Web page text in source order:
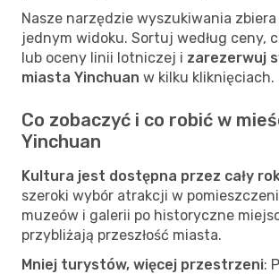
Nasze narzędzie wyszukiwania
jednym widoku. Sortuj według ceny,
lub oceny linii lotniczej i zarezerwuj
miasta Yinchuan w kilku kliknięciach.
Co zobaczyć i co robić w
Yinchuan
Kultura jest dostępna przez cały
szeroki wybór atrakcji w
muzeów i galerii po historyczne
przybliżają przeszłość miasta.
Mniej turystów, więcej przestrzeni: